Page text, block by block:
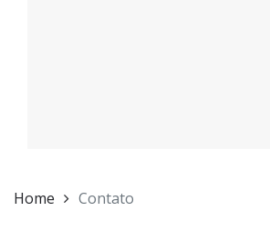
Home Contato